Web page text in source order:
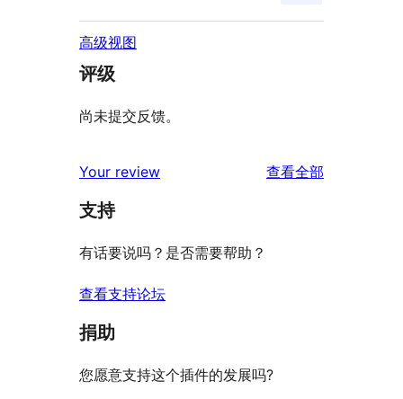
高级视图
评级
尚未提交反馈。
Your review 查看全部
支持
有话要说吗？是否需要帮助？
查看支持论坛
捐助
您愿意支持这个插件的发展吗?